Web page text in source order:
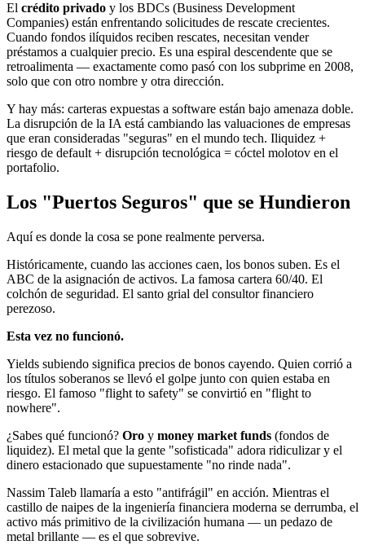
El crédito privado y los BDCs (Business Development
Companies) están enfrentando solicitudes de rescate crecientes.
Cuando fondos ilíquidos reciben rescates, necesitan vender
préstamos a cualquier precio. Es una espiral descendente que se
retroalimenta — exactamente como pasó con los subprime en 2008,
solo que con otro nombre y otra dirección.
Y hay más: carteras expuestas a software están bajo amenaza doble.
La disrupción de la IA está cambiando las valuaciones de empresas
que eran consideradas "seguras" en el mundo tech. Iliquidez +
riesgo de default + disrupción tecnológica = cóctel molotov en el
portafolio.
Los "Puertos Seguros" que se Hundieron
Aquí es donde la cosa se pone realmente perversa.
Históricamente, cuando las acciones caen, los bonos suben. Es el
ABC de la asignación de activos. La famosa cartera 60/40. El
colchón de seguridad. El santo grial del consultor financiero
perezoso.
Esta vez no funcionó.
Yields subiendo significa precios de bonos cayendo. Quien corrió a
los títulos soberanos se llevó el golpe junto con quien estaba en
riesgo. El famoso "flight to safety" se convirtió en "flight to
nowhere".
¿Sabes qué funcionó? Oro y money market funds (fondos de
liquidez). El metal que la gente "sofisticada" adora ridiculizar y el
dinero estacionado que supuestamente "no rinde nada".
Nassim Taleb llamaría a esto "antifrágil" en acción. Mientras el
castillo de naipes de la ingeniería financiera moderna se derrumba, el
activo más primitivo de la civilización humana — un pedazo de
metal brillante — es el que sobrevive.